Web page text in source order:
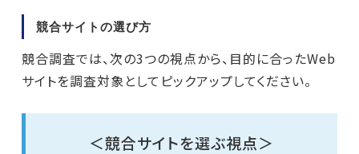
競合サイトの選び方
競合調査では、次の3つの視点から、目的に合ったWeb
サイトを調査対象としてピックアップしてください。
＜競合サイトを選ぶ視点＞